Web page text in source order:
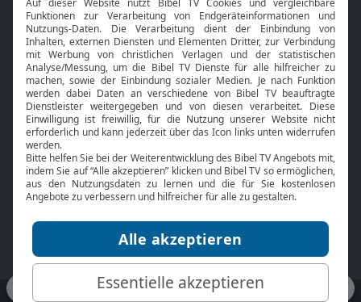
Neuigkeiten
Smart TV
HbbTV
Bibelthek Online-Bibel
Nächster Gottesdienst
Bibel TV
Über uns
Jobs
Mediadaten
Service
Kontakt
TV-Empfang